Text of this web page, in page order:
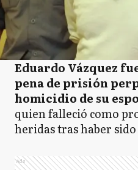
Eduardo Vázquez
pena de prisión
homicidio de su
quien falleció como
heridas tras haber
Ads